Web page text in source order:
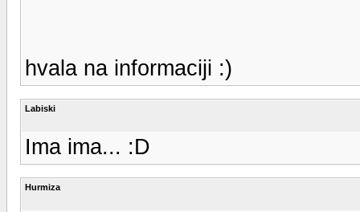
hvala na informaciji :)
Labiski
Ima ima... :D
Hurmiza